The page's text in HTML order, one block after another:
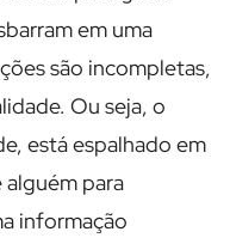
em uma
são incompletas,
Ou seja, o
está espalhado em
para
informação